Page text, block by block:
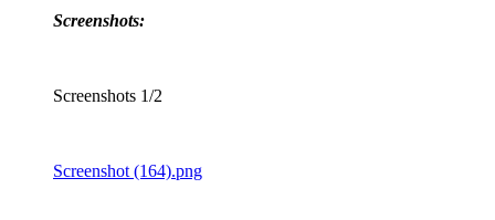
Screenshots:
Screenshots 1/2
Screenshot (164).png